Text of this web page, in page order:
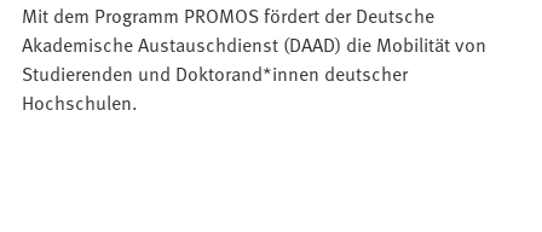
Mit dem Programm PROMOS fördert der Deutsche
Akademische Austauschdienst (DAAD) die Mobilität von
Studierenden und Doktorand*innen deutscher
Hochschulen.